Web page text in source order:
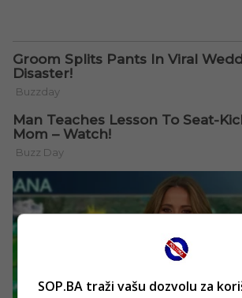
SOP.BA traži vašu dozvolu za